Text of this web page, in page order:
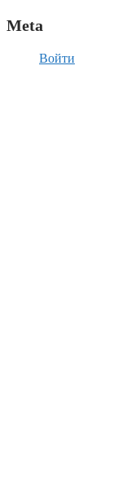
Meta
Войти